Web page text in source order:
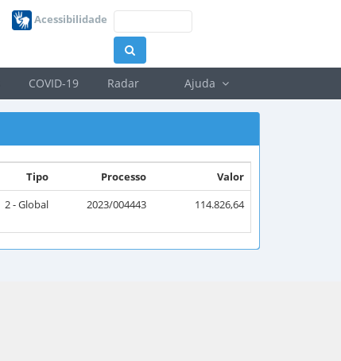
Acessibilidade
COVID-19 Radar Ajuda
Tipo Processo
Valor
2 - Global 2023/004443 114.826,64